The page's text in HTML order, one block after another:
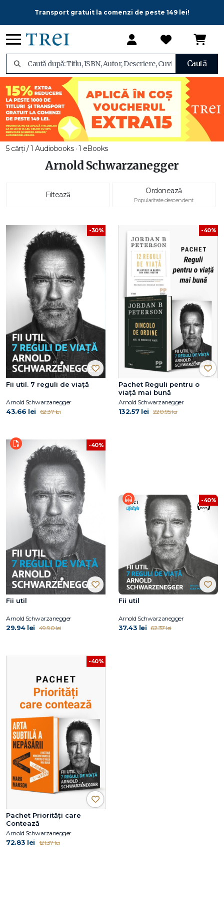
Transport gratuit la comenzi de peste 149 lei!
Caută
5 cărți / 1 Audiobooks · 1 eBooks
Arnold Schwarzanegger
Filtează Ordonează
Popularitate descendent
-30%
Fii util. 7 reguli de viață
Arnold Schwarzanegger
43.66 lei 62.37 lei
-40%
Pachet Reguli pentru o
viață mai bună
Arnold Schwarzanegger
132.57 lei 220.95 lei
-40%
Fii util
Arnold Schwarzanegger
29.94 lei 49.90 lei
-40%
Fii util
Arnold Schwarzanegger
37.43 lei 62.37 lei
-40%
Pachet Priorități care
Contează
Arnold Schwarzanegger
72.83 lei 121.37 lei